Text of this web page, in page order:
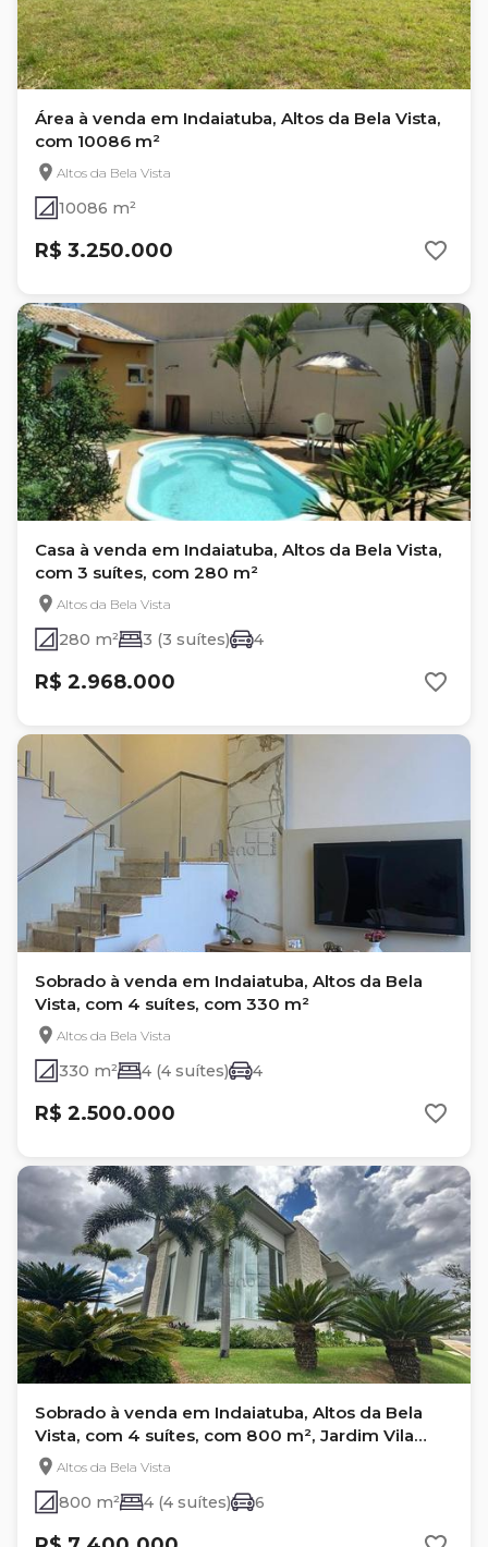
Área à venda em Indaiatuba, Altos da Bela Vista,
com 10086 m²
Altos da Bela Vista
10086 m²
R$ 3.250.000
Casa à venda em Indaiatuba, Altos da Bela Vista,
com 3 suítes, com 280 m²
Altos da Bela Vista
280 m² 3 (3 suítes) 4
R$ 2.968.000
Sobrado à venda em Indaiatuba, Altos da Bela
Vista, com 4 suítes, com 330 m²
Altos da Bela Vista
330 m² 4 (4 suítes) 4
R$ 2.500.000
Sobrado à venda em Indaiatuba, Altos da Bela
Vista, com 4 suítes, com 800 m², Jardim Vila
Paradiso
Altos da Bela Vista
800 m² 4 (4 suítes) 6